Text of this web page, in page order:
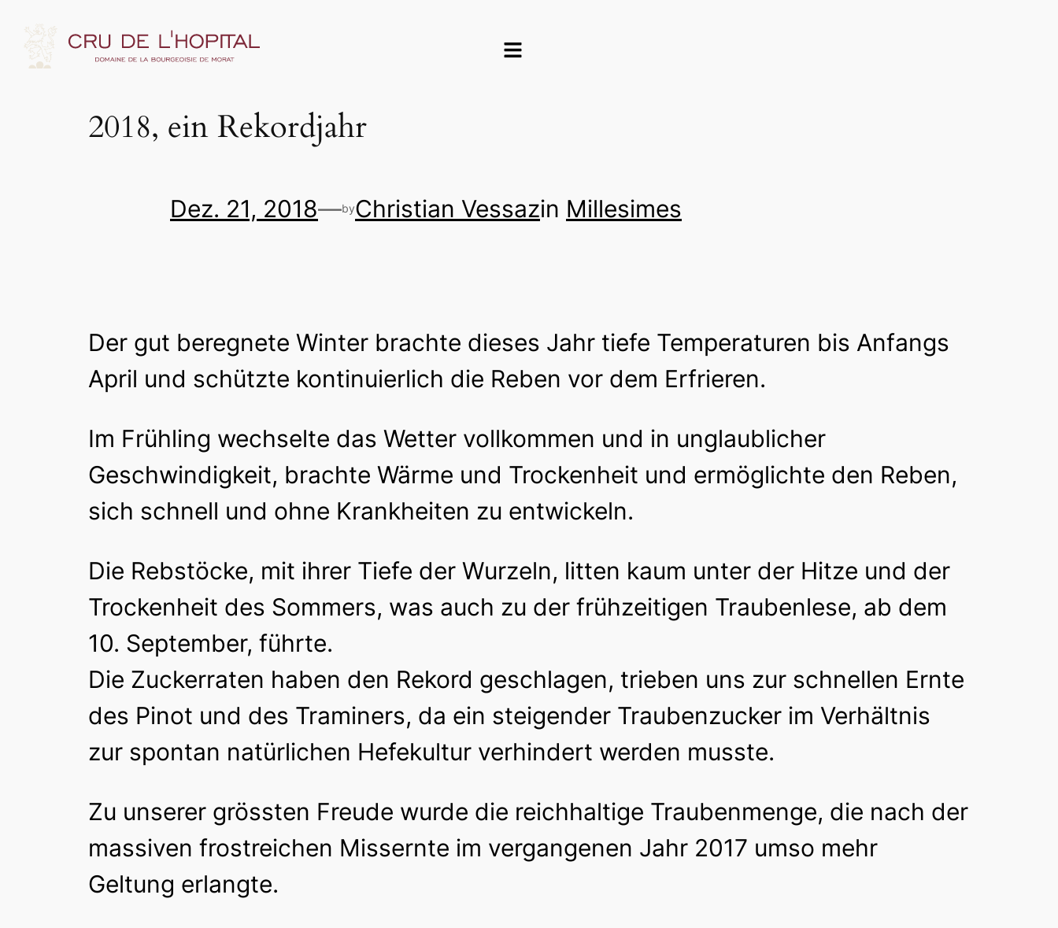
2018, ein Rekordjahr
Dez. 21, 2018—byChristian Vessazin Millesimes
Der gut beregnete Winter brachte dieses Jahr tiefe Temperaturen bis Anfangs
April und schützte kontinuierlich die Reben vor dem Erfrieren.
Im Frühling wechselte das Wetter vollkommen und in unglaublicher
Geschwindigkeit, brachte Wärme und Trockenheit und ermöglichte den Reben,
sich schnell und ohne Krankheiten zu entwickeln.
Die Rebstöcke, mit ihrer Tiefe der Wurzeln, litten kaum unter der Hitze und der
Trockenheit des Sommers, was auch zu der frühzeitigen Traubenlese, ab dem
10. September, führte.
Die Zuckerraten haben den Rekord geschlagen, trieben uns zur schnellen Ernte
des Pinot und des Traminers, da ein steigender Traubenzucker im Verhältnis
zur spontan natürlichen Hefekultur verhindert werden musste.
Zu unserer grössten Freude wurde die reichhaltige Traubenmenge, die nach der
massiven frostreichen Missernte im vergangenen Jahr 2017 umso mehr
Geltung erlangte.